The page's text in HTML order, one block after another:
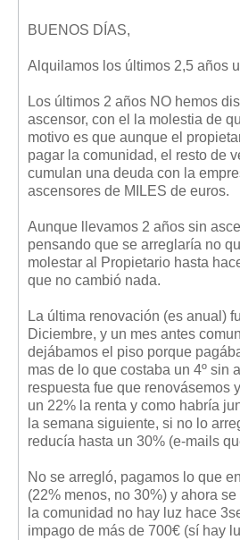
Legislación sobre la Comunidad
Legislación sobre Adquisición de
Diccionario
Usuario
Entrar / Salir
BUENOS DÍAS,
Alquilamos los últimos 2,5 años
Los últimos 2 años NO hemos
ascensor, con el la molestia de
motivo es que aunque el
pagar la comunidad, el resto de
cumulan una deuda con la
ascensores de MILES de euros.
Aunque llevamos 2 años sin
pensando que se arreglaría no
molestar al Propietario hasta
que no cambió nada.
La última renovación (es anual)
Diciembre, y un mes antes
dejábamos el piso porque
mas de lo que costaba un 4º sin
respuesta fue que renovásemos
un 22% la renta y como habría
la semana siguiente, si no lo
reducía hasta un 30% (e-mails
No se arregló, pagamos lo que
(22% menos, no 30%) y ahora
la comunidad no hay luz hace
impago de más de 700€ (sí hay